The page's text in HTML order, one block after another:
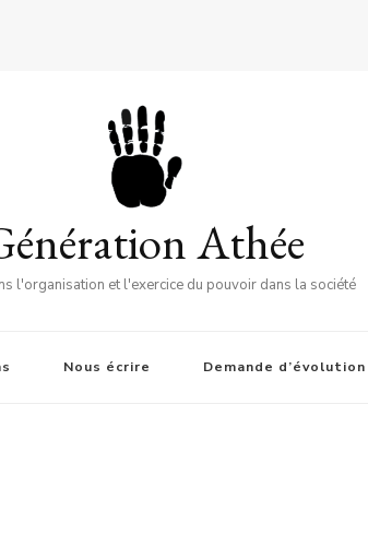
Athée
l'organisation et l'exercice du pouvoir dans la société
Nous écrire Demande